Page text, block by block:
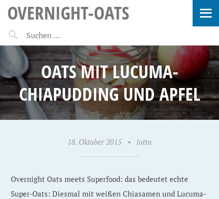
OVERNIGHT-OATS
OATS MIT LUCUMA-
CHIAPUDDING UND APFEL
18. Oktober 2015 • Jutta
Overnight Oats meets Superfood: das bedeutet echte
Super-Oats: Diesmal mit weißen Chiasamen und Lucuma-